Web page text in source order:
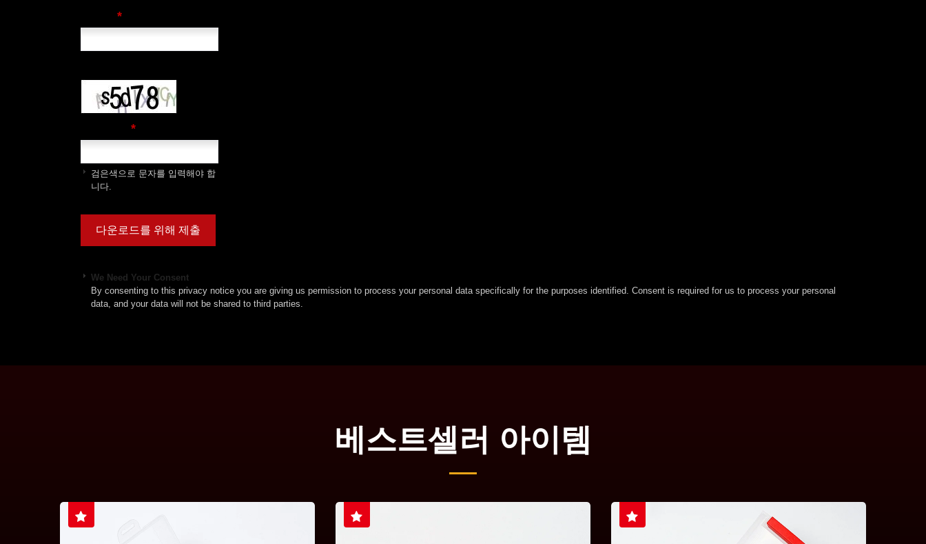
*
*
검은색으로 문자를 입력해야 합
니다.
We Need Your Consent
By consenting to this privacy notice you are giving us permission to process your personal data specifically for the purposes identified. Consent is required for us to process your personal
data, and your data will not be shared to third parties.
베스트셀러 아이템